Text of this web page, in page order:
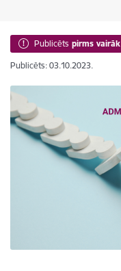
Publicēts pirms
Publicēts: 03.10.2023.